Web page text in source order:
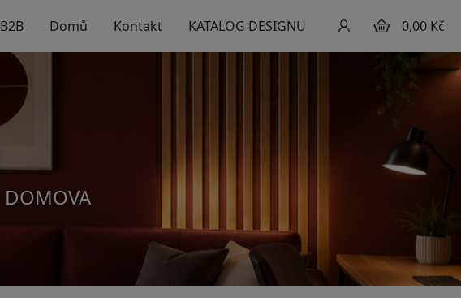
Domů Kontakt KATALOG DESIGNU 0,00 Kč
DOMOVA